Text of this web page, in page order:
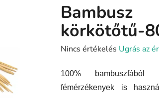
Bambusz
körkötőtű-
A
átlagos
értékelése
Nincs értékelés Ugrás az
100% bambuszfából
fémérzékenyek is